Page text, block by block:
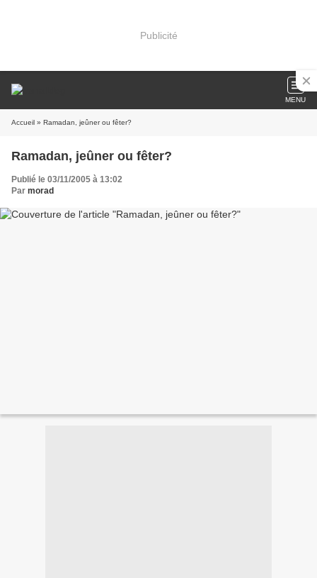
Publicité
MENU
Accueil » Ramadan, jeûner ou fêter?
Ramadan, jeûner ou fêter?
Publié le 03/11/2005 à 13:02
Par morad